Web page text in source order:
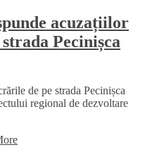
acuzațiilor
Pecinișca
de pe strada Pecinișca
regional de dezvoltare